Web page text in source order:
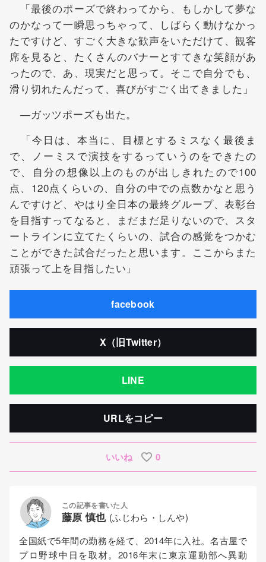
「最後のポーズで終わってから、もしかして夢な
のかなって一瞬思っちゃって、しばらく動けなかっ
たですけど、すごく大きな歓声をいただけて、観客
席を見ると、たくさんのバナーとすてきな笑顔があ
ったので、あ、現実だと思って。そこで自分でも、
滑り切れたんだって、喜びがすごく出てきました」
―ガッツポーズも出た。
「今日は、本当に、目標とするミスなく最後ま
で、ノーミスで演技をするっていうのをできたの
で、自分の想像以上のものが出しきれたので100
点、120点くらいの、自分の中での点数かなと思う
んですけど、やはり全日本の最終グループ、表彰台
を目指すってなると、まだまだ足りないので、スタ
ートラインに立てたくらいの、試合の感覚をつかむ
ことができた試合だったと思います。ここからまた
頑張って上を目指したい」
facebook
X（旧Twitter）
LINE
URLをコピー
いいね 0
この記事を書いた人
藤原 慎也 (ふじわら・しんや)
全国紙で5年間の勤務を経て、2014年に入社。名古屋で
プロ野球中日を取材。2016年末に東京運動部へ異動